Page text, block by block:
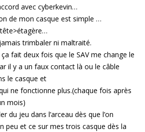
avec cyberkevin…
de mon casque est simple …
jamais trimbaler ni maltraité.
fait deux fois que le SAV me change le
il y a un faux contact là ou le câble
le casque et
ne fonctionne plus.(chaque fois après
mois)
du jeu dans l’arceau dès que l’on
peu et ce sur mes trois casque dès la